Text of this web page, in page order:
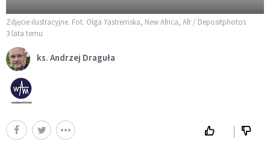
Zdjęcie ilustracyjne. Fot. Olga Yastremska, New Africa, Afr / Depositphotos
3 lata temu
ks. Andrzej Draguła